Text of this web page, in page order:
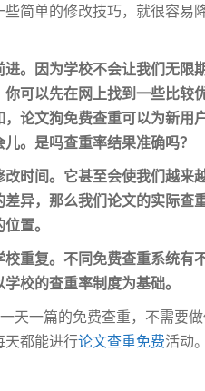
简单的修改技巧，就很容易
进。因为学校不会让我们无限
可以先在网上找到一些比较
论文狗免费查重可以为新用
儿。是吗查重率结果准确吗？
时间。它甚至会使我们越来越
异，那么我们论文的实际查
置。
重复。不同免费查重系统有
校的查重率制度为基础。
天一篇的免费查重，不需要
天都能进行论文查重免费活动。